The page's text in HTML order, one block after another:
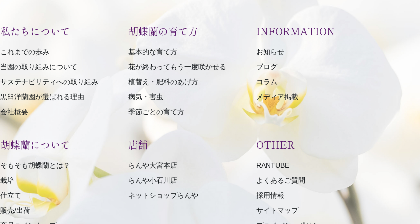
私たちについて
これまでの歩み
当園の取り組みについて
サステナビリティへの取り組み
黒臼洋蘭園が選ばれる理由
会社概要
胡蝶蘭の育て方
基本的な育て方
花が終わってもう一度咲かせる
植替え・肥料のあげ方
病気・害虫
季節ごとの育て方
INFORMATION
お知らせ
ブログ
コラム
メディア掲載
胡蝶蘭について
そもそも胡蝶蘭とは？
栽培
仕立て
販売/出荷
店舗
らんや大宮本店
らんや小石川店
ネットショップらんや
OTHER
RANTUBE
よくあるご質問
採用情報
サイトマップ